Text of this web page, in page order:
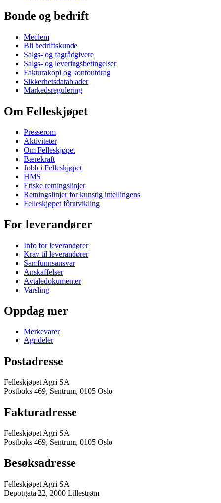
Bonde og bedrift
Medlem
Bli bedriftskunde
Salgs- og fagrådgivere
Salgs- og leveringsbetingelser
Fakturakopi og kontoutdrag
Sikkerhetsdatablader
Markedsregulering
Om Felleskjøpet
Presserom
Aktiviteter
Om Felleskjøpet
Bærekraft
Jobb i Felleskjøpet
HMS
Etiske retningslinjer
Retningslinjer for kunstig intellingens
Felleskjøpet fôrutvikling
For leverandører
Info for leverandører
Krav til leverandører
Samfunnsansvar
Anskaffelser
Avtaledokumenter
Varsling
Oppdag mer
Merkevarer
Agrideler
Postadresse
Felleskjøpet Agri SA
Postboks 469, Sentrum, 0105 Oslo
Fakturadresse
Felleskjøpet Agri SA
Postboks 469, Sentrum, 0105 Oslo
Besøksadresse
Felleskjøpet Agri SA
Depotgata 22, 2000 Lillestrøm